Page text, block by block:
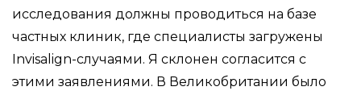
исследования должны проводиться на базе
частных клиник, где специалисты загружены
Invisalign-случаями. Я склонен согласится с
этими заявлениями. В Великобритании было